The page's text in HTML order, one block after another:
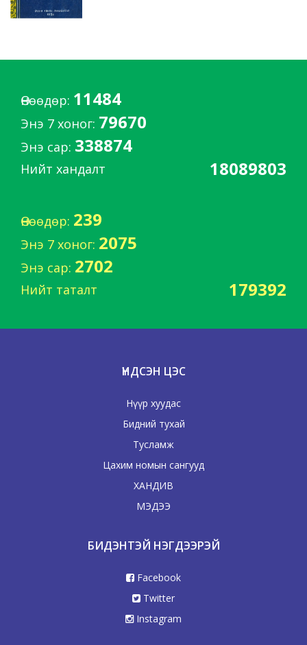
Өнөөдөр: 11484
Энэ 7 хоног: 79670
Энэ сар: 338874
Нийт хандалт 18089803
Өнөөдөр: 239
Энэ 7 хоног: 2075
Энэ сар: 2702
Нийт таталт 179392
ҮНДСЭН ЦЭС
Нүүр хуудас
Бидний тухай
Тусламж
Цахим номын сангууд
ХАНДИВ
МЭДЭЭ
БИДЭНТЭЙ НЭГДЭЭРЭЙ
Facebook
Twitter
Instagram